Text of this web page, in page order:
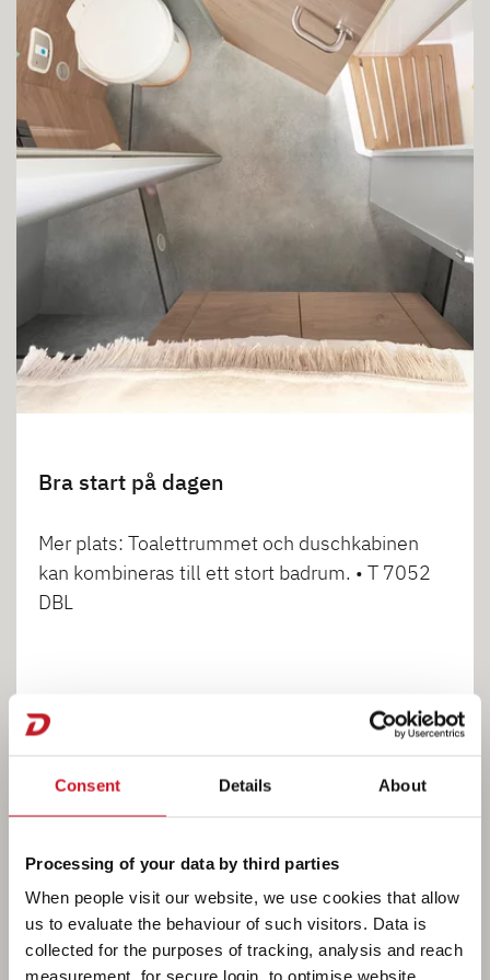
Consent Details About
Processing of your data by third parties
When people visit our website, we use cookies that allow
us to evaluate the behaviour of such visitors. Data is
collected for the purposes of tracking, analysis and reach
measurement, for secure login, to optimise website
Bra start på dagen
Mer plats: Toalettrummet och duschkabinen
kan kombineras till ett stort badrum. • T 7052
DBL
KÖK